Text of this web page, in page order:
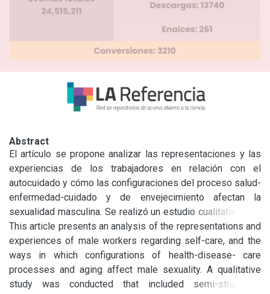
Abstract
El artículo se propone analizar las representaciones y las
experiencias de los trabajadores en relación con el
autocuidado y cómo las configuraciones del proceso salud-
enfermedad-cuidado y de envejecimiento afectan la
sexualidad masculina. Se realizó un estudio cualitativo, con
entrevistas semiestructuradas a quince hombres de un
barrio popular en la ciudad de Campinas, San Pablo, Brasil,
con una media de 56 años, con alguna enfermedad crónica,
y la mayoría tenía educación primaria incompleta. Del
análisis surgieron dos temas: por un lado, que las
This article presents an analysis of the representations and
experiences of male workers regarding self-care, and the
ways in which configurations of health-disease- care
processes and aging affect male sexuality. A qualitative
study was conducted that included semi-structured